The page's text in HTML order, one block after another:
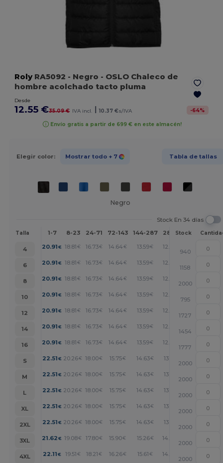
RolyRA5092 - Negro - OSLO Chaleco de
hombre acolchado tacto pluma
Desde
12.55 €35.09 € IVA incl. 10.37 €s/IVA -64%
Envío gratis a partir de 699 € en este almacén!
Elegir color: Mostrar todo + 7 Tabla de tallas
Negro
Stock En 34 días
Talla 1-7 8-23 24-71 72-143 144-287 288 + Más
Stock
4 20.91 € 18.81 € 16.73€ 14.64€ 13.59€ 12.55 +
940
6
20.91 € 18.81 € 16.73€ 14.64€ 13.59€ 12.55 +
1158
8
20.91 € 18.81 € 16.73€ 14.64€ 13.59€ 12.55 +
2000
10
20.91 € 18.81 € 16.73€ 14.64€ 13.59€ 12.55 +
795
12
20.91 € 18.81 € 16.73€ 14.64€ 13.59€ 12.55 +
1727
14
20.91 € 18.81 € 16.73€ 14.64€ 13.59€ 12.55 +
1454
16
20.91 € 18.81 € 16.73€ 14.64€ 13.59€ 12.55 +
1777
S
22.51€ 20.26€ 18.00€ 15.75€ 14.63€ 13.51 +
2000
M
22.51€ 20.26€ 18.00€ 15.75€ 14.63€ 13.51 +
2000
L
22.51€ 20.26€ 18.00€ 15.75€ 14.63€ 13.51 +
2000
XL
22.51€ 20.26€ 18.00€ 15.75€ 14.63€ 13.51 +
2000
2XL
22.51€ 20.26€ 18.00€ 15.75€ 14.63€ 13.51 +
2000
3XL
21.62 € 19.08€ 17.80€ 15.90€ 15.26€ 14.63 +
2000
4XL
22.11€ 19.51€ 18.21€ 16.26€ 15.61 € 14.96 +
2000